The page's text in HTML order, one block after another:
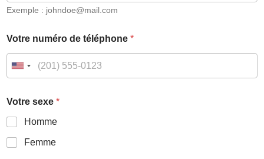
Exemple : johndoe@mail.com
Votre numéro de téléphone *
Votre sexe *
Homme
Femme